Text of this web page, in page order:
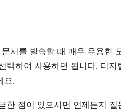
서를 발송할 때 매우 유용한
택하여 사용하면 됩니다. 디
요.
한 점이 있으시면 언제든지